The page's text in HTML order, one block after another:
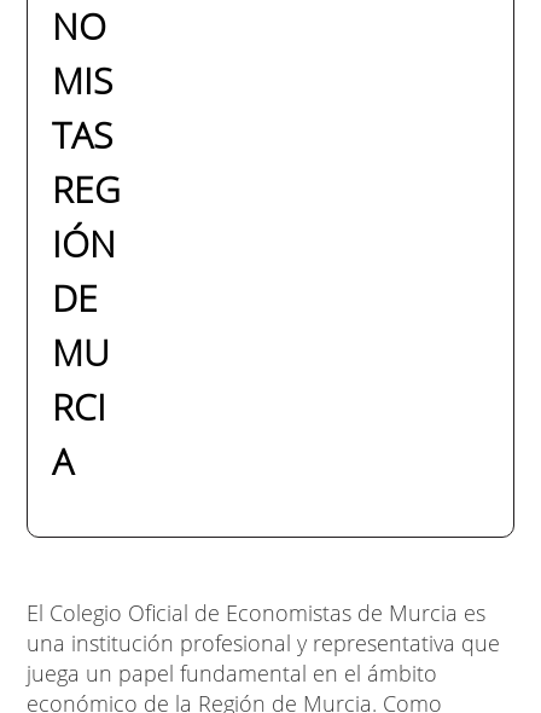
NO
MIS
TAS
REG
IÓN
DE
MU
RCI
A
El Colegio Oficial de Economistas de Murcia es
una institución profesional y representativa que
juega un papel fundamental en el ámbito
económico de la Región de Murcia. Como